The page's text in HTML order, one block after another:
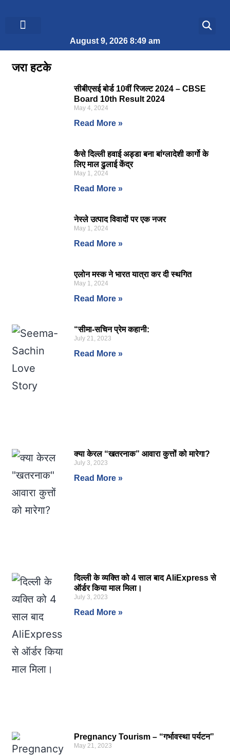
August 9, 2026 8:49 am
जरा हटके
सीबीएसई बोर्ड 10वीं रिजल्ट 2024 – CBSE
Board 10th Result 2024
May 4, 2024
Read More »
कैसे दिल्ली हवाई अड्डा बना बांग्लादेशी कार्गो के
लिए माल ढुलाई केंद्र
May 1, 2024
Read More »
नेस्ले उत्पाद विवादों पर एक नजर
May 1, 2024
Read More »
एलोन मस्क ने भारत यात्रा कर दी स्थगित
May 1, 2024
Read More »
“सीमा-सचिन प्रेम कहानी:
July 21, 2023
Read More »
क्या केरल “खतरनाक” आवारा कुत्तों को मारेगा?
July 3, 2023
Read More »
दिल्ली के व्यक्ति को 4 साल बाद AliExpress से
ऑर्डर किया माल मिला।
July 3, 2023
Read More »
Pregnancy Tourism – “गर्भावस्था पर्यटन”
May 21, 2023